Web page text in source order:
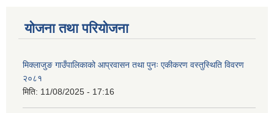
योजना तथा परियोजना
मिक्लाजुङ गाउँपालिकाको आप्रवासन तथा पुनः एकीकरण वस्तुस्थिति विवरण
२०८१
मिति: 11/08/2025 - 17:16